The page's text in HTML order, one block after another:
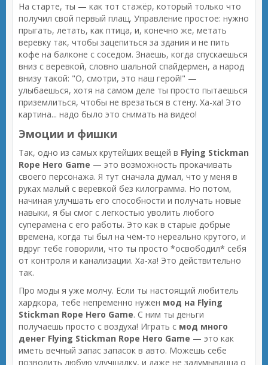
На старте, ты — как тот стажёр, который только что
получил свой первый плащ. Управление простое: нужно
прыгать, летать, как птица, и, конечно же, метать
веревку так, чтобы зацепиться за здания и не пить
кофе на балконе с соседом. Знаешь, когда спускаешься
вниз с веревкой, словно шальной спайдермен, а народ
внизу такой: "О, смотри, это наш герой!" —
улыбаешься, хотя на самом деле ты просто пытаешься
приземлиться, чтобы не врезаться в стену. Ха-ха! Это
картина... надо было это снимать на видео!
Эмоции и фишки
Так, одно из самых крутейших вещей в Flying Stickman
Rope Hero Game — это возможность прокачивать
своего персонажа. Я тут сначала думал, что у меня в
руках малый с веревкой без килограмма. Но потом,
начиная улучшать его способности и получать новые
навыки, я бы смог с легкостью уволить любого
суперамена с его работы. Это как в старые добрые
времена, когда ты был на чём-то нереально крутого, и
вдруг тебе говорили, что ты просто *освободил* себя
от контроля и канализации. Ха-ха! Это действительно
так.
Про моды я уже молчу. Если ты настоящий любитель
хардкора, тебе непременно нужен мод на Flying
Stickman Rope Hero Game. С ним ты деньги
получаешь просто с воздуха! Играть с мод много
денег Flying Stickman Rope Hero Game — это как
иметь вечный запас запасок в авто. Можешь себе
позволить любую улучшалку, и даже не задумывацца о